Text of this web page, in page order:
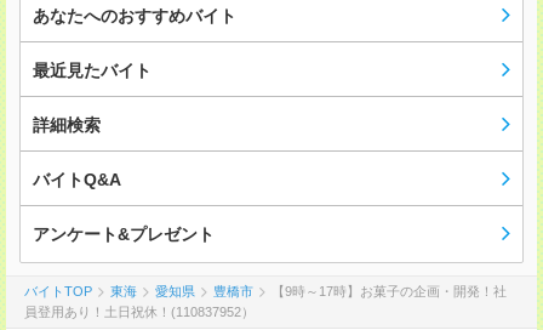
あなたへのおすすめバイト
最近見たバイト
詳細検索
バイトQ&A
アンケート&プレゼント
バイトTOP 東海 愛知県 豊橋市
【9時～17時】お菓子の企画・開発！社
員登用あり！土日祝休！(110837952）